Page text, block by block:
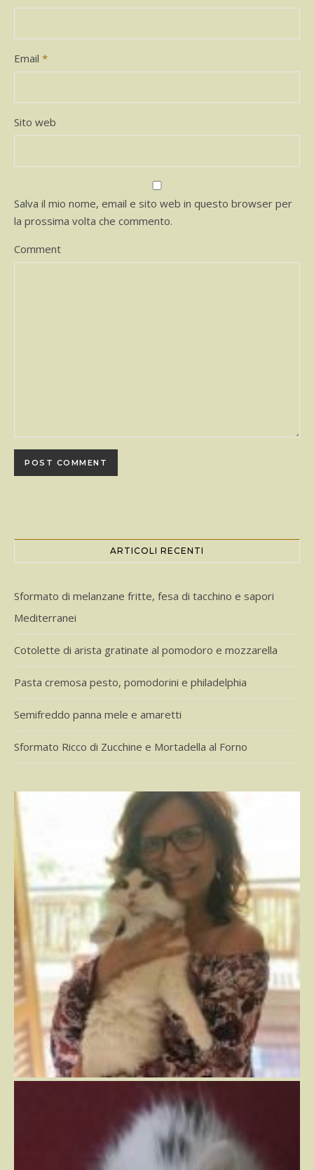
Email *
Sito web
Salva il mio nome, email e sito web in questo browser per
la prossima volta che commento.
Comment
ARTICOLI RECENTI
Sformato di melanzane fritte, fesa di tacchino e sapori
Mediterranei
Cotolette di arista gratinate al pomodoro e mozzarella
Pasta cremosa pesto, pomodorini e philadelphia
Semifreddo panna mele e amaretti
Sformato Ricco di Zucchine e Mortadella al Forno